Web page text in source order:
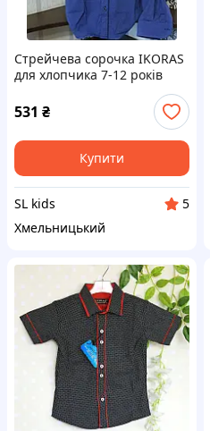
Стрейчева сорочка IKORAS
для хлопчика 7-12 років
531 ₴
Купити
SL kids
5
Хмельницький